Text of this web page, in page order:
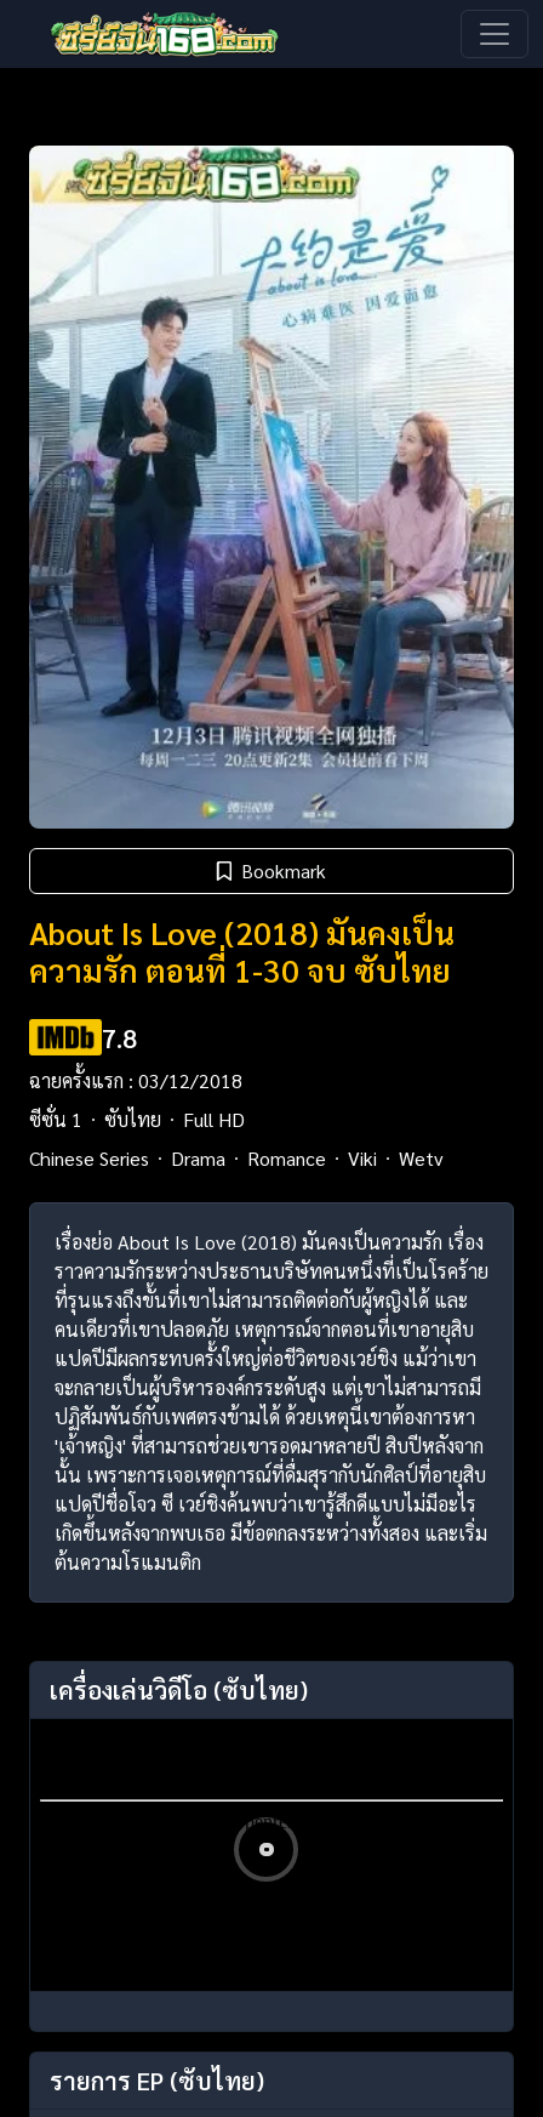
Bookmark
About Is Love (2018) มันคงเป็น
ความรัก ตอนที่ 1-30 จบ ซับไทย
7.8
ฉายครั้งแรก : 03/12/2018
ซีซั่น 1
ซับไทย
Full HD
Chinese Series
Drama Romance Viki Wetv
เรื่องย่อ About Is Love (2018) มันคงเป็นความรัก เรื่อง
ราวความรักระหว่างประธานบริษัทคนหนึ่งที่เป็นโรคร้าย
ที่รุนแรงถึงขั้นที่เขาไม่สามารถติดต่อกับผู้หญิงได้ และ
คนเดียวที่เขาปลอดภัย เหตุการณ์จากตอนที่เขาอายุสิบ
แปดปีมีผลกระทบครั้งใหญ่ต่อชีวิตของเวย์ชิง แม้ว่าเขา
จะกลายเป็นผู้บริหารองค์กรระดับสูง แต่เขาไม่สามารถมี
ปฏิสัมพันธ์กับเพศตรงข้ามได้ ด้วยเหตุนี้เขาต้องการหา
'เจ้าหญิง' ที่สามารถช่วยเขารอดมาหลายปี สิบปีหลังจาก
นั้น เพราะการเจอเหตุการณ์ที่ดื่มสุรากับนักศิลป์ที่อายุสิบ
แปดปีชื่อโจว ซี เวย์ชิงค้นพบว่าเขารู้สึกดีแบบไม่มีอะไร
เกิดขึ้นหลังจากพบเธอ มีข้อตกลงระหว่างทั้งสอง และเริ่ม
ต้นความโรแมนติก
เครื่องเล่นวิดีโอ (ซับไทย)
รายการ EP (ซับไทย)